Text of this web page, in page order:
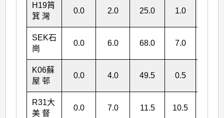
H19筲
箕 灣
0.0 2.0 25.0 1.0
SEK石
崗
0.0 6.0 68.0 7.0
K06蘇
屋 邨
0.0 4.0 49.5 0.5
R31大
美 督
0.0 7.0 11.5 10.5